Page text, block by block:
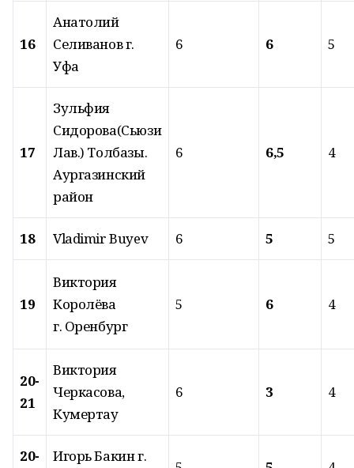
16
Анатолий
Селиванов г.
Уфа
6 6 5
17
Зульфия
Сидорова(Сьюзи
Лав.) Толбазы.
Аургазинский
район
6 6,5 4
18 Vladimir Buyev 6 5 5
19
Виктория
Королёва
г. Оренбург
5 6 4
20-
21
Виктория
Черкасова,
Кумертау
6 3 4
20- Игорь Бакин г.